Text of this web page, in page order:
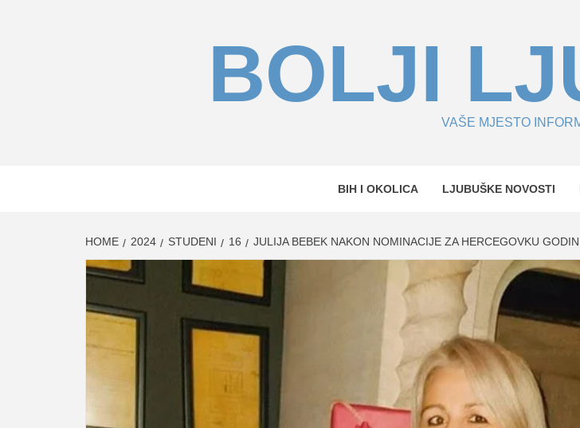
BOLJI
VAŠE MJESTO
BIH I OKOLICA LJUBUŠKE NOVOSTI
HOME 2024 STUDENI 16 JULIJA BEBEK NAKON NOMINACIJE ZA HERCEGOVKU